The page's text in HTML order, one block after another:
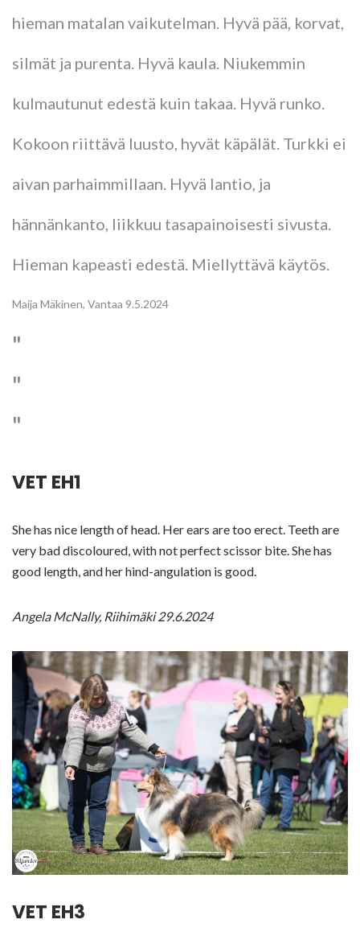
hieman matalan vaikutelman. Hyvä pää, korvat,
silmät ja purenta. Hyvä kaula. Niukemmin
kulmautunut edestä kuin takaa. Hyvä runko.
Kokoon riittävä luusto, hyvät käpälät. Turkki ei
aivan parhaimmillaan. Hyvä lantio, ja
hännänkanto, liikkuu tasapainoisesti sivusta.
Hieman kapeasti edestä. Miellyttävä käytös.
Maija Mäkinen, Vantaa 9.5.2024
VET EH1
She has nice length of head. Her ears are too erect. Teeth are
very bad discoloured, with not perfect scissor bite. She has
good length, and her hind-angulation is good.
Angela McNally, Riihimäki 29.6.2024
VET EH3